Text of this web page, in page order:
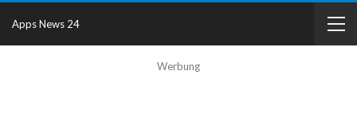
Werbung
Apps News 24